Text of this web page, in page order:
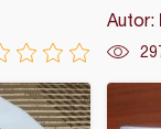
Autor: